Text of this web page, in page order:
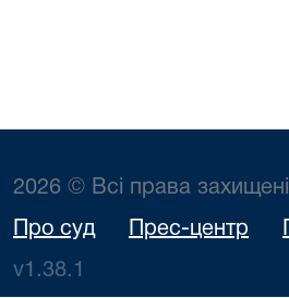
2026 © Всі права захищені
Про суд Прес-центр
v1.38.1